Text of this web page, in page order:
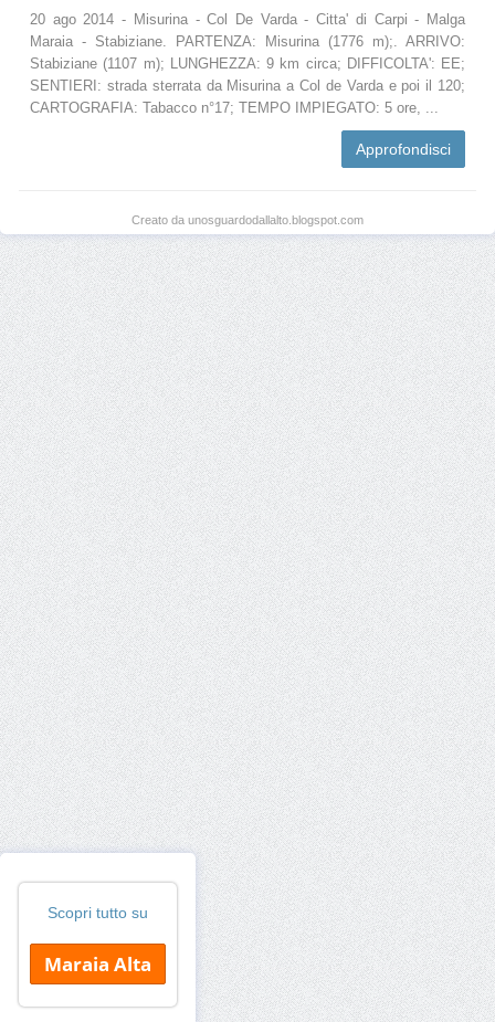
20 ago 2014 - Misurina - Col De Varda - Citta' di Carpi - Malga
Maraia - Stabiziane. PARTENZA: Misurina (1776 m);. ARRIVO:
Stabiziane (1107 m); LUNGHEZZA: 9 km circa; DIFFICOLTA': EE;
SENTIERI: strada sterrata da Misurina a Col de Varda e poi il 120;
CARTOGRAFIA: Tabacco n°17; TEMPO IMPIEGATO: 5 ore, ...
Approfondisci
Creato da unosguardodallalto.blogspot.com
Scopri tutto su
Maraia Alta